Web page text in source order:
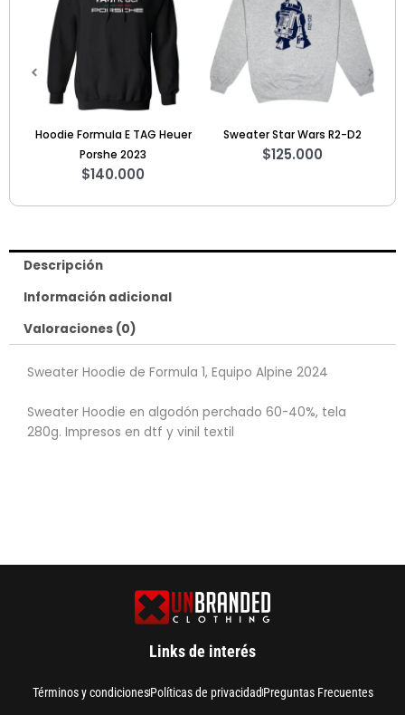
Formula E TAG Heuer
Porshe 2023
140.000
Sweater Star Wars R2-D2
125.000
Descripción
Información adicional
Valoraciones (0)
Sweater Hoodie de Formula 1, Equipo Alpine 2024
Sweater Hoodie en algodón perchado 60-40%, tela
280g. Impresos en dtf y vinil textil
Links de interés
Términos y condicionesPolíticas de privacidadPreguntas Frecuentes